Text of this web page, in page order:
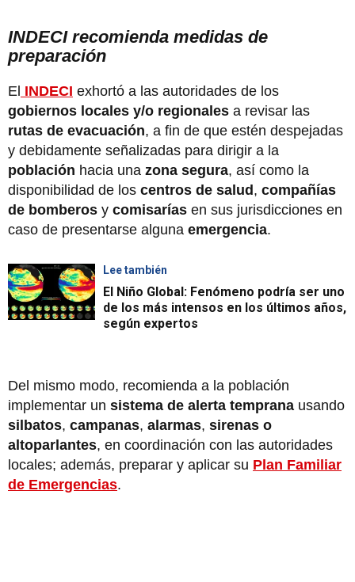
INDECI recomienda medidas de
preparación
El INDECI exhortó a las autoridades de los
gobiernos locales y/o regionales a revisar las
rutas de evacuación, a fin de que estén despejadas
y debidamente señalizadas para dirigir a la
población hacia una zona segura, así como la
disponibilidad de los centros de salud , compañías
de bomberos y comisarías en sus jurisdicciones en
caso de presentarse alguna emergencia.
Lee también
El Niño Global: Fenómeno podría ser uno
de los más intensos en los últimos años,
según expertos
Del mismo modo, recomienda a la población
implementar un sistema de alerta temprana usando
silbatos, campanas, alarmas, sirenas o
altoparlantes, en coordinación con las autoridades
locales; además, preparar y aplicar su Plan Familiar
de Emergencias.